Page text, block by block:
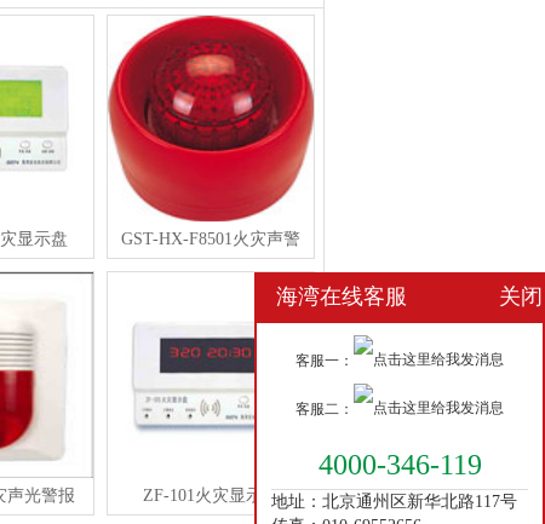
显示盘 GST-HX-F8501火灾声警
声光警报 ZF-101火灾显示盘
海湾在线客服 关闭
客服一：
客服二：
4000-346-119
地址：北京通州区新华北路117号